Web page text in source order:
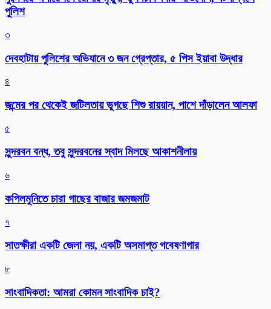
পুলিশ
৩
দেবহাটায় পুলিশের অভিযানে ৩ জন গ্রেপ্তার, ৫ পিস ইয়াবা উদ্ধার
৪
জন্মের পর থেকেই জটিলতায় ভুগছে শিশু রায়য়ান, পাশে দাঁড়ালেন আলফা
৫
সুন্দরবন বন্ধ, তবু সুন্দরবনের স্বাদ মিলছে আকাশনীলায়
৬
কপিলমুনিতে চারা গাছের বাজার জমজমাট
৭
সাতক্ষীরা একটি জেলা নয়, একটি অসমাপ্ত গবেষণাগার
৮
সাংবাদিকতা: আমরা কোমন সাংবাদিক চাই?